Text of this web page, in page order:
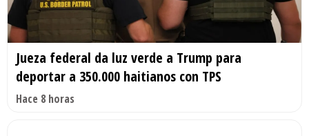
Jueza federal da luz verde a Trump para
deportar a 350.000 haitianos con TPS
Hace 8 horas